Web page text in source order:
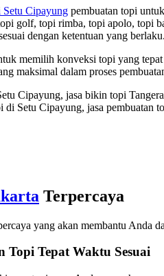
Setu Cipayung pembuatan topi
golf, topi rimba, topi apolo, topi
dengan ketentuan yang
memilih konveksi topi yang
maksimal dalam proses
Cipayung, jasa bikin topi
di Setu Cipayung, jasa
Terpercaya
yang akan membantu Anda
Topi Tepat Waktu Sesuai